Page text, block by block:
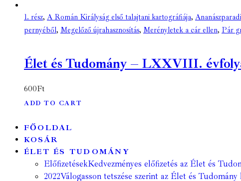
1. rész, A Román Királyság első talajtani kartográfiája,
pernyéből, Megelőző újrahasznosítás, Merényletek a cár ellen, Pár
Élet és Tudomány – LXXVIII.
600Ft
ADD TO CART
FŐOLDAL
KOSÁR
ÉLET ÉS TUDOMÁNY
ElőfizetésekKedvezményes előfizetés az Élet és
2022Válogasson tetszése szerint az Élet és